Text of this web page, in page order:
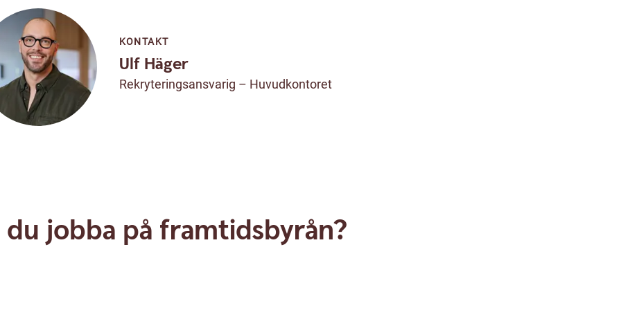
KONTAKT
Ulf Häger
Rekryteringsansvarig – Huvudkontoret
du jobba på framtidsbyrån?